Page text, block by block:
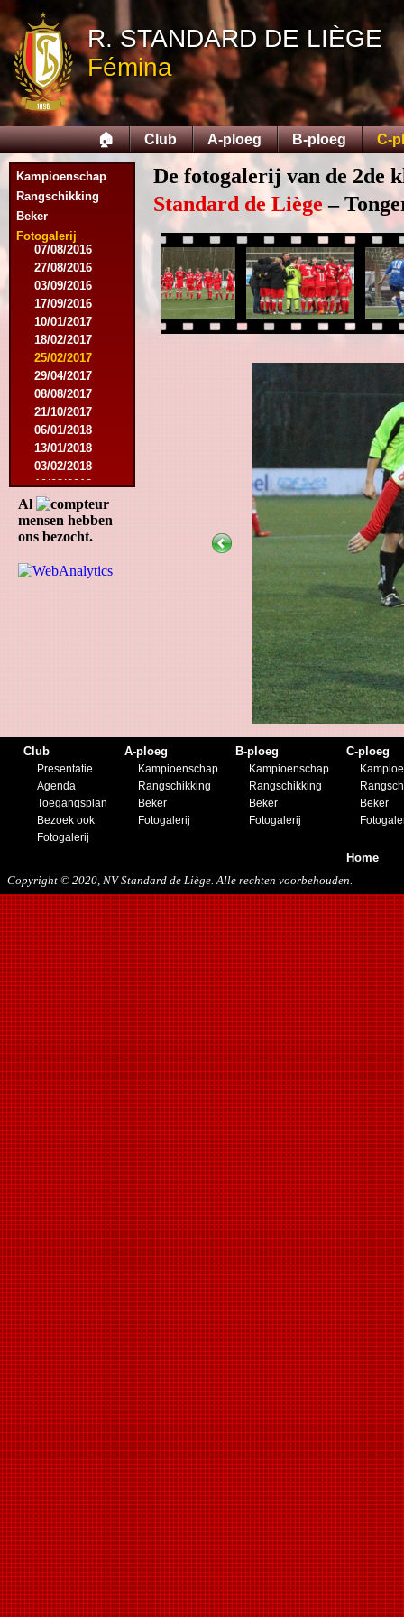
R. STANDARD DE LIÈGE
Fémina
🏠 Club A-ploeg B-ploeg C-
Kampioenschap
Rangschikking
Beker
Fotogalerij
05/04/2015
23/05/2015
30/05/2015
12/08/2015
15/08/2015
22/08/2015
12/09/2015
10/10/2015
07/11/2015
21/11/2015
12/12/2015
27/02/2016
12/03/2016
07/08/2016
27/08/2016
03/09/2016
17/09/2016
10/01/2017
18/02/2017
25/02/2017
29/04/2017
08/08/2017
21/10/2017
06/01/2018
13/01/2018
03/02/2018
10/03/2018
05/05/2018
15/08/2018
12/01/2019
17/08/2019
Al
mensen hebben
ons bezocht.
De fotogalerij van de 2de
Standard de Liège–
Club
Presentatie
Agenda
Toegangsplan
Bezoek ook
Fotogalerij
A-ploeg
Kampioenschap
Rangschikking
Beker
Fotogalerij
B-ploeg
Kampioenschap
Rangschikking
Beker
Fotogalerij
C-ploeg
Beker
Home
Copyright © 2020, NV Standard de Liège. Alle rechten voorbehouden.